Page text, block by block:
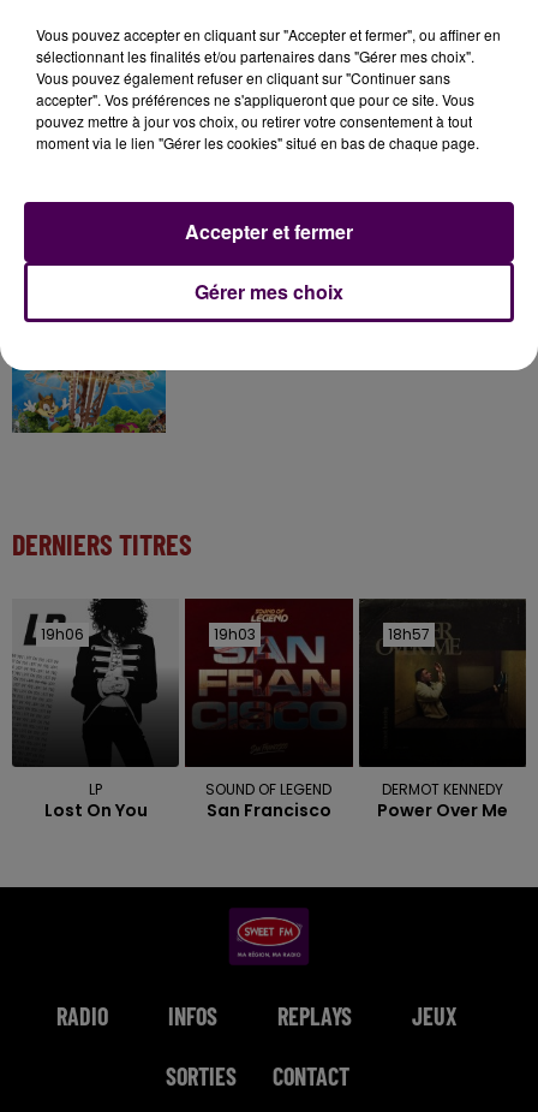
7 août 2026
Gagnez vos pass pour le V and B Fest' 2026 !
11 juillet 2026
Inscrivez-vous au casting The Voice & The Voice
7 août 2026
DERNIERS TITRES
19h06
19h06
LP
Lost On You
19h03
19h03
SOUND OF LEGEND
San Francisco
18h57
18h57
DERMOT KENNEDY
Power Over Me
RADIO INFOS REPLAYS JEUX
SORTIES CONTACT
Vous pouvez accepter en cliquant sur "Accepter et fermer", ou affiner en
sélectionnant les finalités et/ou partenaires dans "Gérer mes choix".
Vous pouvez également refuser en cliquant sur "Continuer sans
accepter". Vos préférences ne s'appliqueront que pour ce site. Vous
pouvez mettre à jour vos choix, ou retirer votre consentement à tout
moment via le lien "Gérer les cookies" situé en bas de chaque page.
Gérer mes choix
Accepter et fermer